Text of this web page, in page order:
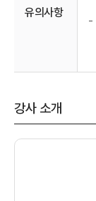
유의사항
-
강사 소개